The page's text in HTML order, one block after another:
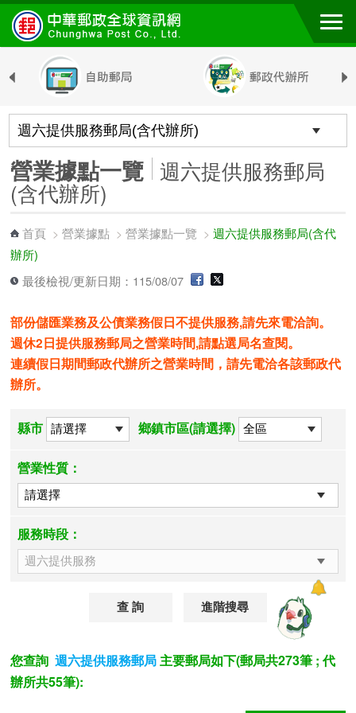
跳到主要內容區塊
營業據點一覽 週六提供服務郵局
(含代辦所)
首頁 >營業據點 >營業據點一覽 >週六提供服務郵局(含代
辦所)
最後檢視/更新日期：115/08/07
部份儲匯業務及公債業務假日不提供服務,請先來電洽詢。
週休2日提供服務郵局之營業時間,請點選局名查閱。
連續假日期間郵政代辦所之營業時間，請先電洽各該郵政代
辦所。
縣市 鄉鎮市區(請選擇)
營業性質：
服務時段：
進階搜尋
您查詢 週六提供服務郵局 主要郵局如下(郵局共273筆 ; 代
辦所共55筆):